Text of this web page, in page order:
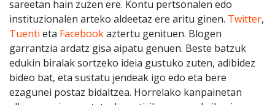
sareetan hain zuzen ere. Kontu pertsonalen edo
instituzionalen arteko aldeetaz ere aritu ginen. Twitter,
Tuenti eta Facebookaztertu genituen. Blogen
garrantzia ardatz gisa aipatu genuen. Beste batzuk
edukin biralak sortzeko ideia gustuko zuten, adibidez
bideo bat, eta sustatu jendeak igo edo eta bere
ezagunei postaz bidaltzea. Horrelako kanpainetan